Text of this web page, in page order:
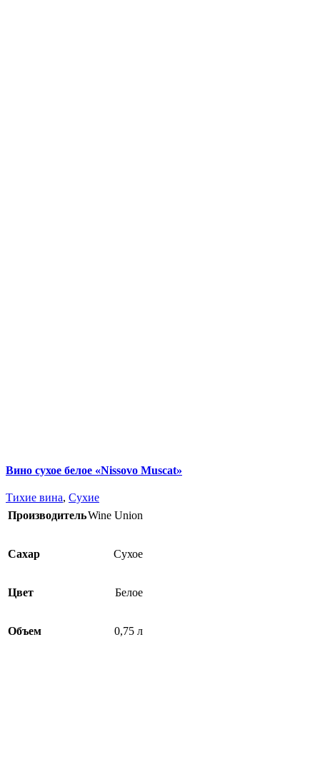
Вино сухое белое «Nissovo Muscat»
Тихие вина, Сухие
ПроизводительWine Union
Сахар Сухое
Цвет Белое
Объем 0,75 л